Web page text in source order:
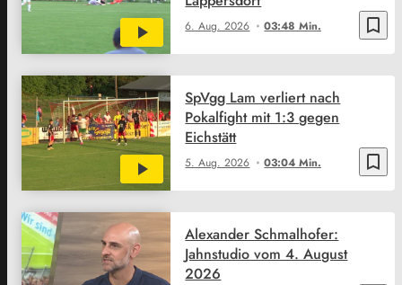
bookmark_border
6. Aug. 2026 03:48 Min.
bookmark_border
5. Aug. 2026 03:04 Min.
SpVgg Lam verliert nach
Pokalfight mit 1:3 gegen
Eichstätt
Alexander Schmalhofer:
Jahnstudio vom 4. August
2026